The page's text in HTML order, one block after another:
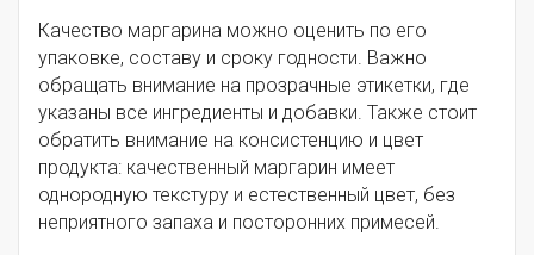
Качество маргарина можно оценить по его
упаковке, составу и сроку годности. Важно
обращать внимание на прозрачные этикетки, где
указаны все ингредиенты и добавки. Также стоит
обратить внимание на консистенцию и цвет
продукта: качественный маргарин имеет
однородную текстуру и естественный цвет, без
неприятного запаха и посторонних примесей.